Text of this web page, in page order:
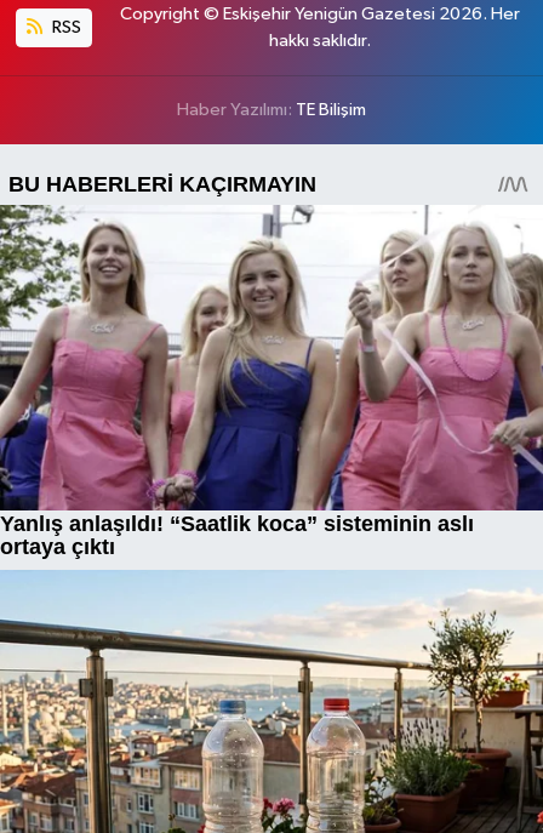
RSS
Copyright © Eskişehir Yenigün Gazetesi 2026. Her
hakkı saklıdır.
Haber Yazılımı: TE Bilişim